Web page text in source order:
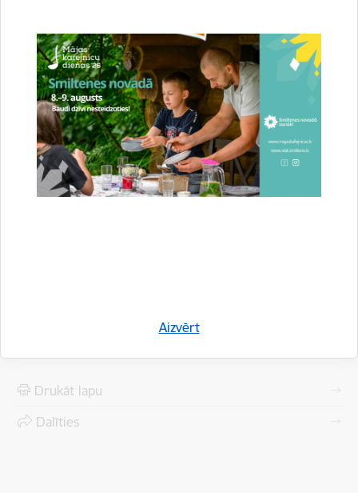
Aizvērt
Apē veidos aktīvās kustības parku “APE RIDE
PARK”
07.01.2026.
Drukāt lapu
Dalīties